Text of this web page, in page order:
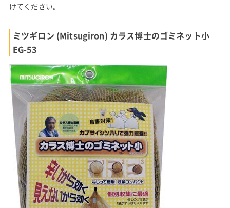
けてください。
ミツギロン (Mitsugiron) カラス博士のゴミネット小
EG-53